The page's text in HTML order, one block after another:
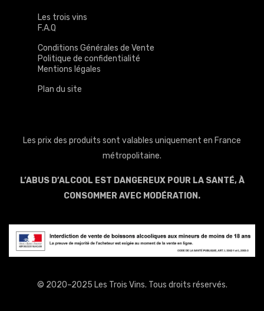
Les trois vins
F.A.Q
Conditions Générales de Vente
Politique de confidentialité
Mentions légales
Plan du site
Les prix des produits sont valables uniquement en France
métropolitaine.
L’ABUS D’ALCOOL EST DANGEREUX POUR LA SANTÉ, À
CONSOMMER AVEC MODÉRATION.
© 2020–2025 Les Trois Vins. Tous droits réservés.